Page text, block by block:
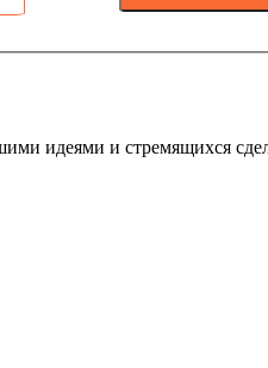
идеями и стремящихся